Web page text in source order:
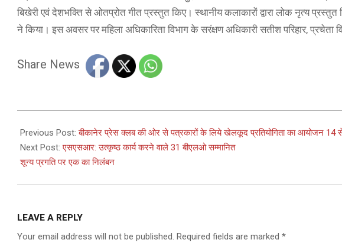
बिखेरी एवं देशभक्ति से ओतप्रोत गीत प्रस्तुत किए। स्थानीय कलाकारों द्वारा लोक नृत्य
ने किया। इस अवसर पर महिला अधिकारिता विभाग के सरंक्षण अधिकारी सतीश परिहार, प्रचेता
Share News
12-
07
Previous Post:बीकानेर प्रेस क्लब की ओर से पत्रकारों के लिये खेलकूद प्रतियोगिता का आयोजन 14
Next Post:एसएसआर: उत्कृष्ठ कार्य करने वाले 31 बीएलओ सम्मानित
शून्य प्रगति पर एक का निलंबन
LEAVE A REPLY
Your email address will not be published. Required fields are marked *